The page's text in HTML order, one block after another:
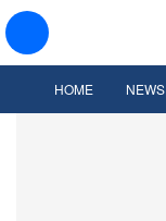
HOME NEWS